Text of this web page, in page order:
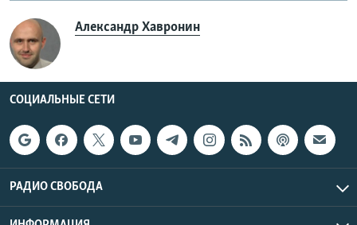
Александр Хавронин
СОЦИАЛЬНЫЕ СЕТИ
РАДИО СВОБОДА